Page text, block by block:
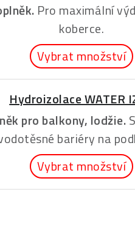
Pro maximální
koberce.
Vybrat množství
Hydroizolace WATER
pro balkony, lodžie.
bariéry na
Vybrat množství